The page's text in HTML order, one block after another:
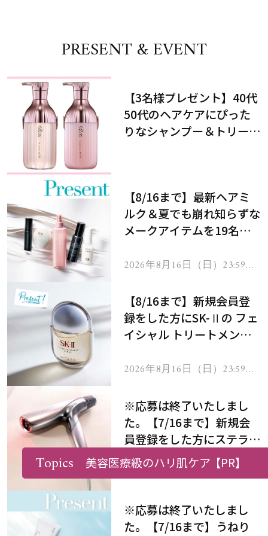
PRESENT & EVENT
【3名様プレゼント】40代
50代のヘアケアにぴった
りなシャンプー＆トリート
【8/16まで】最新ヘアミ
ルク＆夏でも崩れ知らずな
メークアイテムを19名様
2026年8月16日（日）23:59ま
【8/16まで】新規会員登
録をした方にSK-Ⅱの フェ
イシャル トリートメント
2026年8月16日（日）23:59ま
※応募は終了いたしまし
た。【7/16まで】新規会
員登録をした方にステラボ
ーテのシャインリバース
ヘアドライヤー ジュエル
2026年7月16日（木）23:59ま
で
※応募は終了いたしまし
た。【7/16まで】うねり
Topics 美容医療級のハリ肌ケア【PR】